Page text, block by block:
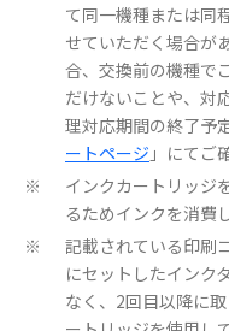
て同一機種または同
せていただく場合が
合、交換前の機種で
だけないことや、対
理対応期間の終了予
ートページ 」にてご
※
インクカートリッジ
るためインクを消費
※
記載されている印刷
にセットしたインク
なく、2回目以降に